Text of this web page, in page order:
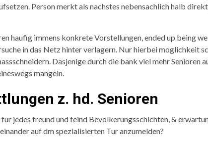
Person merkt als nachstes nebensachlich halb
haufig immens konkrete Vorstellungen, ended up being
in das Netz hinter verlagern. Nur hierbei moglichkeit
Dasjenige durch die bank viel mehr
mangeln.
z. hd. Senioren
jedes freund und feind Bevolkerungsschichten, &
auf dm spezialisierten Tur anzumelden?